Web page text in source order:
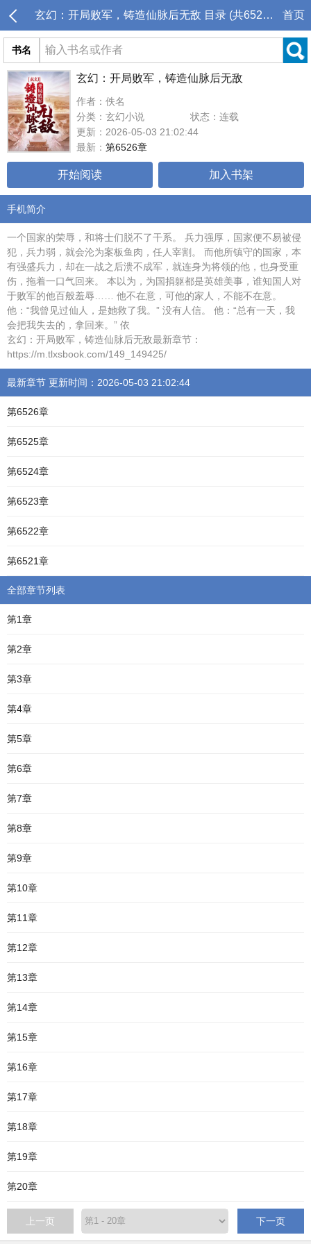
玄幻：开局败军，铸造仙脉后无敌 目录 (共6526章) 首页
书名
玄幻：开局败军，铸造仙脉后无敌
作者：佚名
分类：玄幻小说
状态：连载
更新：2026-05-03 21:02:44
最新： 第6526章
开始阅读 加入书架
手机简介
一个国家的荣辱，和将士们脱不了干系。 兵力强厚，国家便不易被侵
犯，兵力弱，就会沦为案板鱼肉，任人宰割。 而他所镇守的国家，本
有强盛兵力，却在一战之后溃不成军，就连身为将领的他，也身受重
伤，拖着一口气回来。 本以为，为国捐躯都是英雄美事，谁知国人对
于败军的他百般羞辱…… 他不在意，可他的家人，不能不在意。
他：“我曾见过仙人，是她救了我。” 没有人信。 他：“总有一天，我
会把我失去的，拿回来。” 依
玄幻：开局败军，铸造仙脉后无敌最新章节：
https://m.tlxsbook.com/149_149425/
最新章节 更新时间：2026-05-03 21:02:44
第6526章
第6525章
第6524章
第6523章
第6522章
第6521章
全部章节列表
第1章
第2章
第3章
第4章
第5章
第6章
第7章
第8章
第9章
第10章
第11章
第12章
第13章
第14章
第15章
第16章
第17章
第18章
第19章
第20章
上一页 下一页